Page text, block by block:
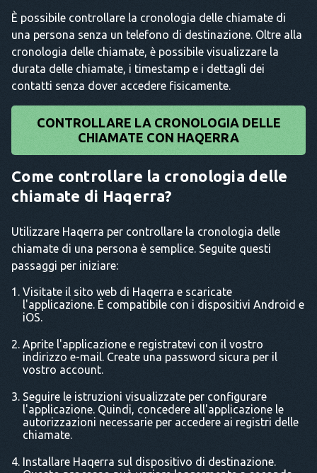
È possibile controllare la cronologia delle chiamate di
una persona senza un telefono di destinazione. Oltre alla
cronologia delle chiamate, è possibile visualizzare la
durata delle chiamate, i timestamp e i dettagli dei
contatti senza dover accedere fisicamente.
CONTROLLARE LA CRONOLOGIA DELLE
CHIAMATE CON HAQERRA
Come controllare la cronologia delle
chiamate di Haqerra?
Utilizzare Haqerra per controllare la cronologia delle
chiamate di una persona è semplice. Seguite questi
passaggi per iniziare:
Visitate il sito web di Haqerra e scaricate
l'applicazione. È compatibile con i dispositivi Android e
iOS.
Aprite l'applicazione e registratevi con il vostro
indirizzo e-mail. Create una password sicura per il
vostro account.
Seguire le istruzioni visualizzate per configurare
l'applicazione. Quindi, concedere all'applicazione le
autorizzazioni necessarie per accedere ai registri delle
chiamate.
Installare Haqerra sul dispositivo di destinazione.